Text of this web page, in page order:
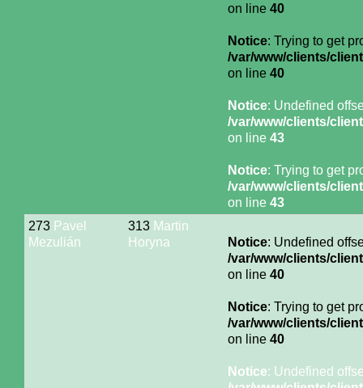
on line 40
Notice: Trying to get
/var/www/clients/
on line 40
Notice: Undefined
/var/www/clients/
on line 43
Notice: Trying to get
/var/www/clients/
on line 43
273 Pavel
Mezulián
313 Martin
Horyna
Notice: Undefined
/var/www/clients/
on line 40
Notice: Trying to get
/var/www/clients/
on line 40
Notice: Undefined